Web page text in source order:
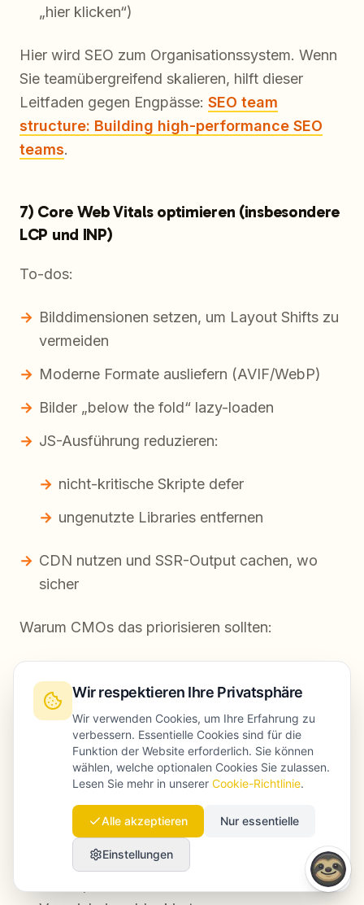
„hier klicken“)
Hier wird SEO zum Organisationssystem. Wenn
Sie teamübergreifend skalieren, hilft dieser
Leitfaden gegen Engpässe: SEO team
structure: Building high-performance SEO
teams.
7) Core Web Vitals optimieren (insbesondere
LCP und INP)
To-dos:
Bilddimensionen setzen, um Layout Shifts zu
vermeiden
Moderne Formate ausliefern (AVIF/WebP)
Bilder „below the fold“ lazy-loaden
JS-Ausführung reduzieren:
nicht-kritische Skripte defer
ungenutzte Libraries entfernen
CDN nutzen und SSR-Output cachen, wo
sicher
Warum CMOs das priorisieren sollten:
Conversion-Effizienz und reduzieren
Verschwendung im Paid-Budget
8) Technische Hygiene: robots.txt, Security
Headers und Redirects
To-dos:
Wir respektieren Ihre Privatsphäre
Wir verwenden Cookies, um Ihre Erfahrung zu
verbessern. Essentielle Cookies sind für die
Funktion der Website erforderlich. Sie können
wählen, welche optionalen Cookies Sie zulassen.
Lesen Sie mehr in unserer Cookie-Richtlinie.
Alle akzeptieren Nur essentielle
Einstellungen